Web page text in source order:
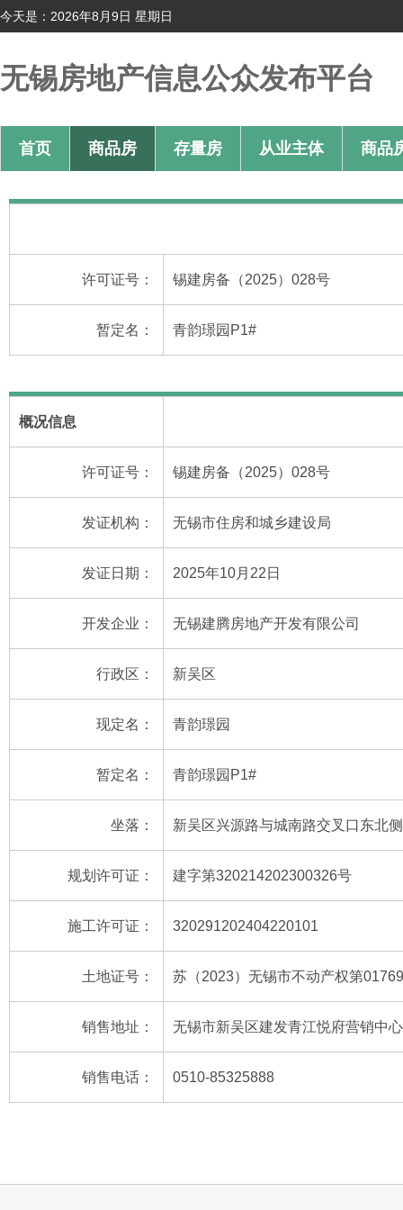
今天是：2026年8月9日 星期日
无锡房地产信息公众发布平台
首页 商品房 存量房 从业主体 商品
许可证号： 锡建房备（2025）028号
暂定名： 青韵璟园P1#